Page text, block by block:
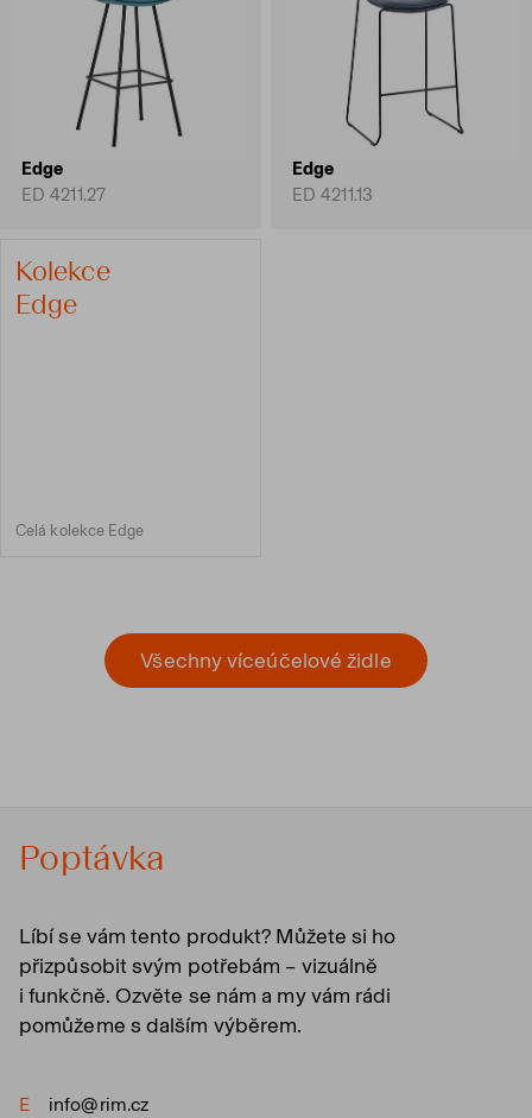
Edge
ED 4211.27
Edge
ED 4211.13
Kolekce
Edge
Celá kolekce Edge
Všechny víceúčelové židle
Poptávka
Líbí se vám tento produkt? Můžete si ho
přizpůsobit svým potřebám – vizuálně
i funkčně. Ozvěte se nám a my vám rádi
pomůžeme s dalším výběrem.
E
info@rim.cz